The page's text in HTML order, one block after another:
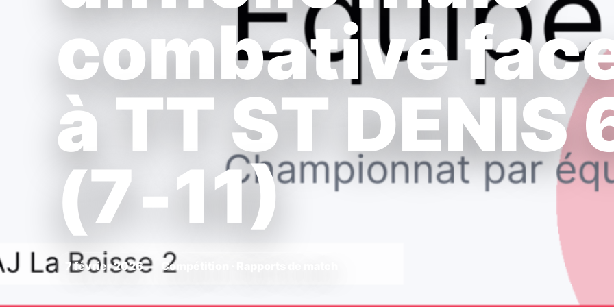
combative
à TT ST DENIS
(7‑11)
7 février 2026 Compétition · Rapports de match